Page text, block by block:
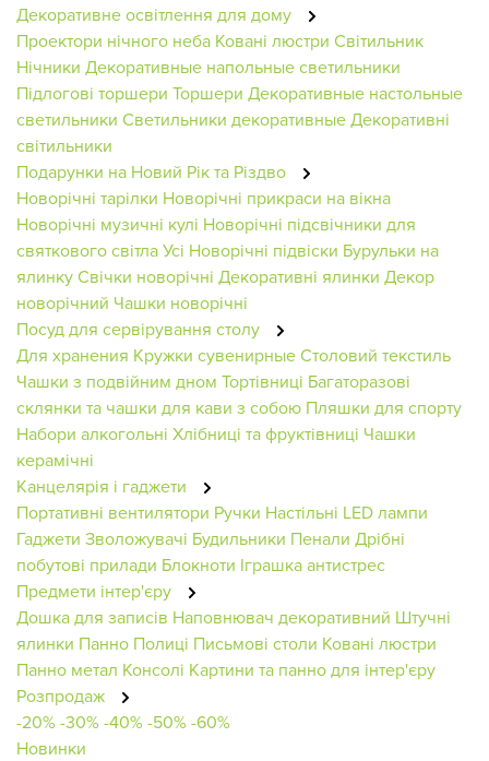
Декоративне освітлення для дому
Проектори нічного неба Ковані люстри Світильник
Нічники Декоративные напольные светильники
Підлогові торшери Торшери Декоративные настольные
светильники Светильники декоративныеДекоративні
світильники
Подарунки на Новий Рік та Різдво
Новорічні тарілки Новорічні прикраси на вікна
Новорічні музичні кулі Новорічні підсвічники для
святкового світлаУсі Новорічні підвіски Бурульки на
ялинкуСвічки новорічні Декоративні ялинки Декор
новорічний Чашки новорічні
Посуд для сервірування столу
Для хранения Кружки сувенирныеСтоловий текстиль
Чашки з подвійним дном Тортівниці Багаторазові
склянки та чашки для кави з собою Пляшки для спорту
Набори алкогольні Хлібниці та фруктівниці Чашки
керамічні
Канцелярія і гаджети
Портативні вентилятори Ручки Настільні LED лампи
Гаджети Зволожувачі Будильники Пенали Дрібні
побутові прилади Блокноти Іграшка антистрес
Предмети інтер'єру
Дошка для записів Наповнювач декоративний Штучні
ялинки Панно Полиці Письмові столи Ковані люстри
Панно метал Консолі Картини та панно для інтер'єру
Розпродаж
-20%-30%-40%-50%-60%
Новинки